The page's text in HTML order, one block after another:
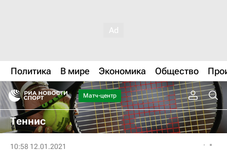
Политика В мире Экономика Общество
Матч-центр
Теннис
10:58 12.01.2021